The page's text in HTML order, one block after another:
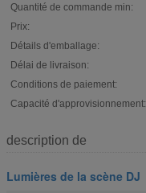
Quantité de commande min:
Prix:
Détails d'emballage:
Délai de livraison:
Conditions de paiement:
Capacité d'approvisionnement:
description de
Lumières de la scène DJ